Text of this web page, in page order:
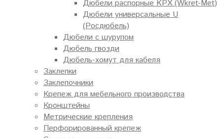
Дюбели распорные KPX (Wkret-Met)
Дюбели универсальные U
(Росдюбель)
Дюбели с шурупом
Дюбель гвозди
Дюбель-хомут для кабеля
Заклепки
Заклепочники
Крепеж для мебельного производства
Кронштейны
Метрические крепления
Перфорированный крепеж